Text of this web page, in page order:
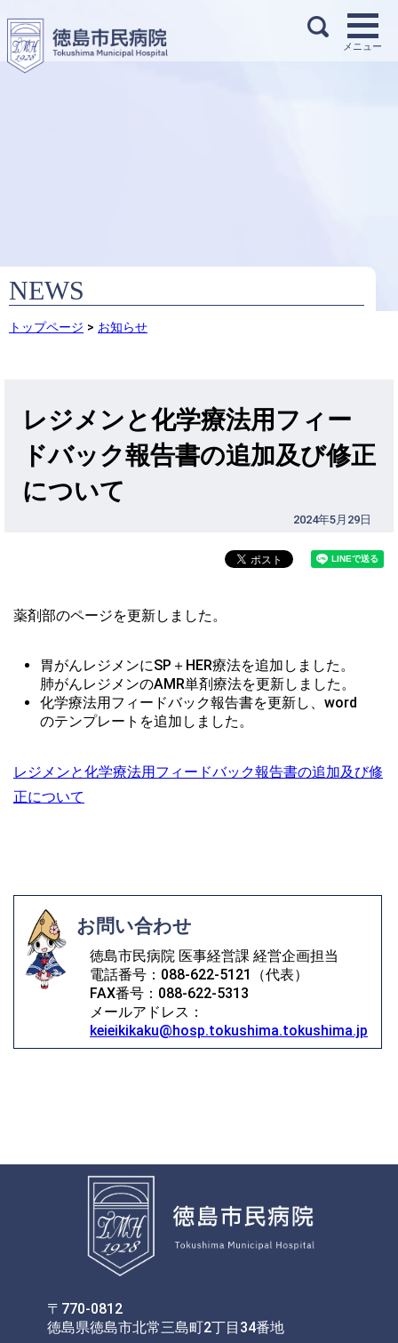
NEWS
トップページ > お知らせ
レジメンと化学療法用フィー
ドバック報告書の追加及び修正
について
2024年5月29日
薬剤部のページを更新しました。
胃がんレジメンにSP＋HER療法を追加しました。
肺がんレジメンのAMR単剤療法を更新しました。
化学療法用フィードバック報告書を更新し、word
のテンプレートを追加しました。
レジメンと化学療法用フィードバック報告書の追加及び修
正について
お問い合わせ
徳島市民病院 医事経営課 経営企画担当
電話番号：088-622-5121（代表）
FAX番号：088-622-5313
メールアドレス：
keieikikaku@hosp.tokushima.tokushima.jp
〒770-0812
徳島県徳島市北常三島町2丁目34番地